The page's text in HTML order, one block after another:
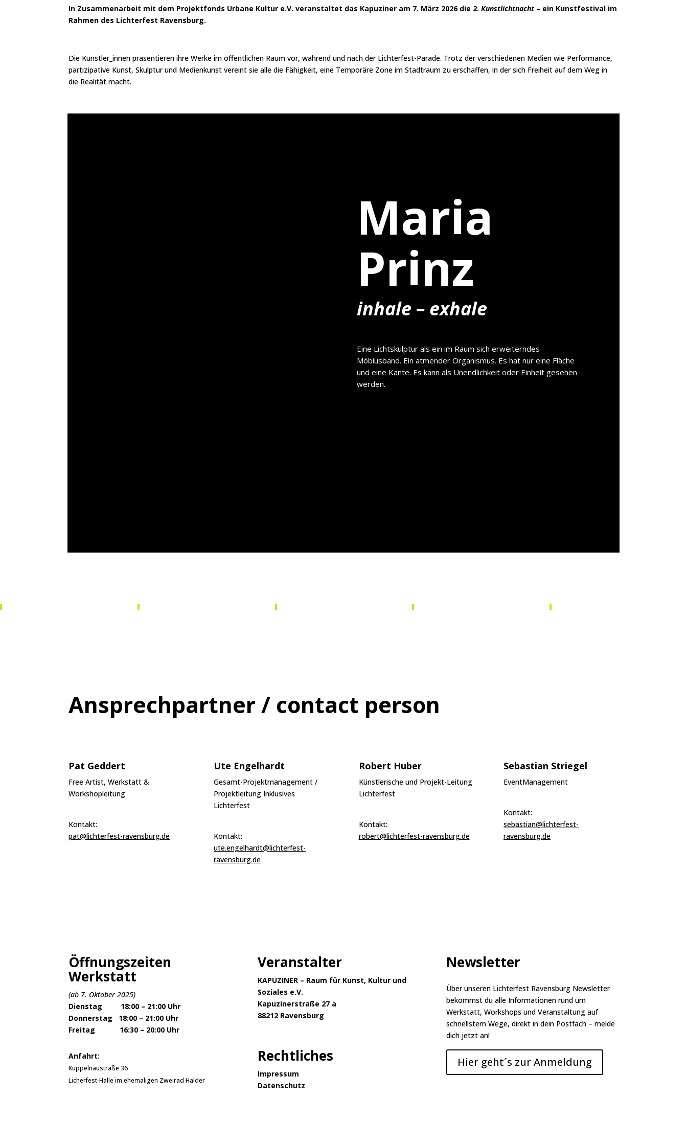
In Zusammenarbeit mit dem Projektfonds Urbane Kultur e.V. veranstaltet das Kapuziner am 7. März 2026 die 2.Kunstlichtnacht – ein Kunstfestival im
Rahmen des Lichterfest Ravensburg.
Die Künstler_innen präsentieren ihre Werke im öffentlichen Raum vor, während und nach der Lichterfest-Parade. Trotz der verschiedenen Medien wie Performance,
partizipative Kunst, Skulptur und Medienkunst vereint sie alle die Fähigkeit, eine Temporäre Zone im Stadtraum zu erschaffen, in der sich Freiheit auf dem Weg in
die Realität macht.
Maria
Prinz
inhale – exhale
Eine Lichtskulptur als ein im Raum sich erweiterndes
Möbiusband. Ein atmender Organismus. Es hat nur eine Fläche
und eine Kante. Es kann als Unendlichkeit oder Einheit gesehen
werden.
Ansprechpartner / contact person
Pat Geddert
Free Artist, Werkstatt &
Workshopleitung
Kontakt:
pat@lichterfest-ravensburg.de
Ute Engelhardt
Gesamt-Projektmanagement /
Projektleitung Inklusives
Lichterfest
Kontakt:
ute.engelhardt@lichterfest-
ravensburg.de
Robert Huber
Künstlerische und Projekt-Leitung
Lichterfest
Kontakt:
robert@lichterfest-ravensburg.de
Sebastian Striegel
EventManagement
Kontakt:
sebastian@lichterfest-
ravensburg.de
Öffnungszeiten
Werkstatt
(ab 7. Oktober 2025)
Dienstag 18:00 – 21:00 Uhr
Donnerstag 18:00 – 21:00 Uhr
Freitag 16:30 – 20:00 Uhr
Anfahrt:
Kuppelnaustraße 36
Licherfest-Halle im ehemaligen Zweirad Halder
Veranstalter
KAPUZINER – Raum für Kunst, Kultur und
Soziales e.V.
Kapuzinerstraße 27 a
88212 Ravensburg
Rechtliches
Impressum
Datenschutz
Newsletter
Über unseren Lichterfest Ravensburg Newsletter
bekommst du alle Informationen rund um
Werkstatt, Workshops und Veranstaltung auf
schnellstem Wege, direkt in dein Postfach – melde
dich jetzt an!
Hier geht´s zur Anmeldung